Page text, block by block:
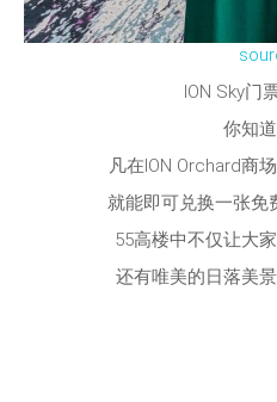
ION Sky门
你知
凡在ION Orchard商
就能即可兑换一张免
55高楼中不仅让大
还有唯美的日落美